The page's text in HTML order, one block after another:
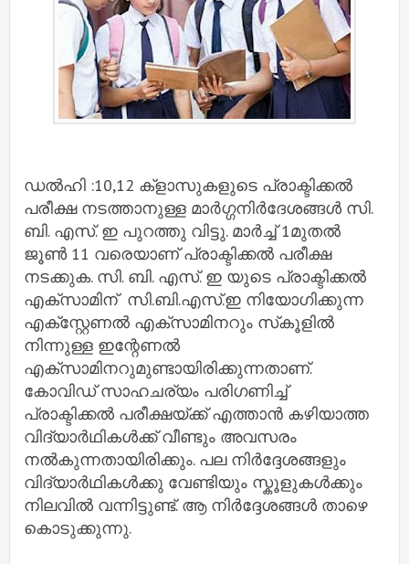
ഡൽഹി :10,12 ക്‌ളാസുകളുടെ പ്രാക്ടിക്കൽ
പരീക്ഷ നടത്താനുള്ള മാർഗ്ഗനിർദേശങ്ങൾ സി.
ബി. എസ്‌. ഇ പുറത്തു വിട്ടു. മാർച്ച്‌ 1മുതൽ
ജൂൺ 11 വരെയാണ് പ്രാക്ടിക്കൽ പരീക്ഷ
നടക്കുക. സി. ബി. എസ്‌. ഇ യുടെ പ്രാക്ടിക്കൽ
എക്സാമിന് സി.ബി.എസ്.ഇ നിയോഗിക്കുന്ന
എക്‌സ്റ്റേണല്‍ എക്‌സാമിനറും സ്‌കൂളില്‍
നിന്നുള്ള ഇന്റേണല്‍
എക്‌സാമിനറുമുണ്ടായിരിക്കുന്നതാണ്.
കോവിഡ് സാഹചര്യം പരിഗണിച്ച്
പ്രാക്ടിക്കൽ പരീക്ഷയ്ക്ക് എത്താൻ കഴിയാത്ത
വിദ്യാർഥികൾക്ക് വീണ്ടും അവസരം
നൽകുന്നതായിരിക്കും. പല നിർദ്ദേശങ്ങളും
വിദ്യാർഥികൾക്കു വേണ്ടിയും സ്കൂളുകൾക്കും
നിലവിൽ വന്നിട്ടുണ്ട്. ആ നിർദ്ദേശങ്ങൾ താഴെ
കൊടുക്കുന്നു.